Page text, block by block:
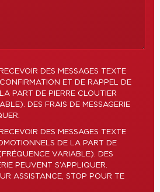
DES MESSAGES TEXTE
ET DE RAPPEL DE
PART DE PIERRE CLOUTIER
DES FRAIS DE MESSAGERIE
DES MESSAGES TEXTE
DE LA PART DE
VARIABLE). DES
PEUVENT S’APPLIQUER.
ASSISTANCE, STOP POUR TE